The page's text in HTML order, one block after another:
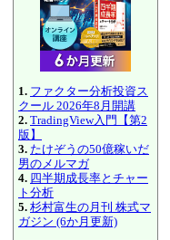
1. ファクター分析投資ス
クール 2026年8月開講
2. TradingView入門【第2
版】
3. たけぞうの50億稼いだ
男のメルマガ
4. 四半期成長率とチャー
ト分析
5. 杉村富生の月刊 株式マ
ガジン (6か月更新)